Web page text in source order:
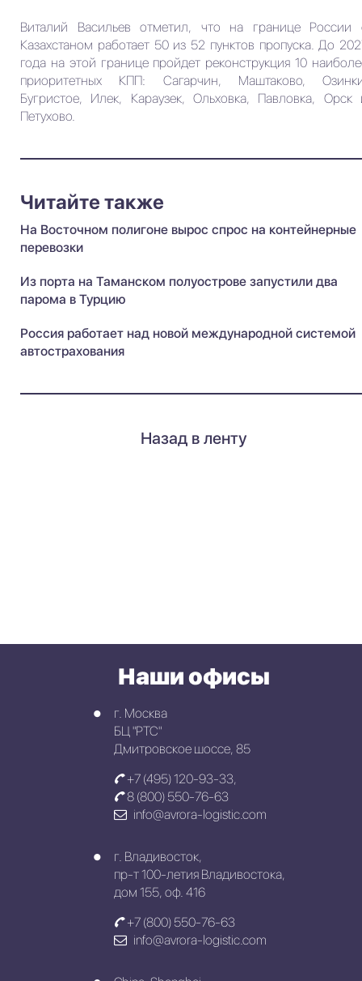
Виталий Васильев отметил, что на границе России
Казахстаном работает 50 из 52 пунктов пропуска. До
года на этой границе пройдет реконструкция 10
приоритетных КПП: Сагарчин, Маштаково,
Бугристое, Илек, Караузек, Ольховка, Павловка, Орск
Петухово.
Читайте также
На Восточном полигоне вырос спрос на контейнерные
перевозки
Из порта на Таманском полуострове запустили два
парома в Турцию
Россия работает над новой международной системой
автострахования
Назад в ленту
Наши офисы
г. Москва
БЦ "РТС"
Дмитровское шоссе, 85
+7 (495) 120-93-33,
8 (800) 550-76-63
info@avrora-logistic.com
г. Владивосток,
пр-т 100-летия Владивостока,
дом 155, оф. 416
+7 (800) 550-76-63
info@avrora-logistic.com